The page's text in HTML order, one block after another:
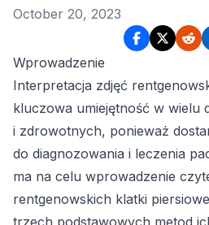
October 20, 2023
Wprowadzenie
Interpretacja zdjęć
kluczowa umiejętność w wielu
i zdrowotnych, ponieważ
do diagnozowania i leczenia
ma na celu wprowadzenie
rentgenowskich klatki
trzech podstawowych metod